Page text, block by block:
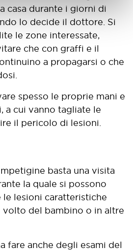
casa durante i giorni di
lo decide il dottore. Si
le zone interessate,
che con graffi e il
a propagarsi o che
spesso le proprie mani e
a cui vanno tagliate le
il pericolo di lesioni.
basta una visita
la quale si possono
lesioni caratteristiche
volto del bambino o in altre
fare anche degli esami del